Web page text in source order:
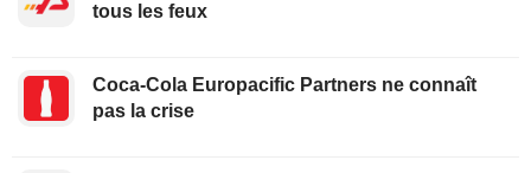
tous les feux
Coca-Cola Europacific Partners ne connaît
pas la crise